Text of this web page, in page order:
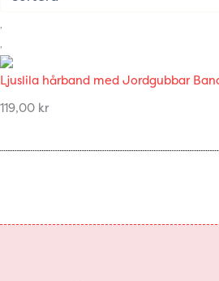
Ljuslila hårband med Jordgubbar
119,00 kr